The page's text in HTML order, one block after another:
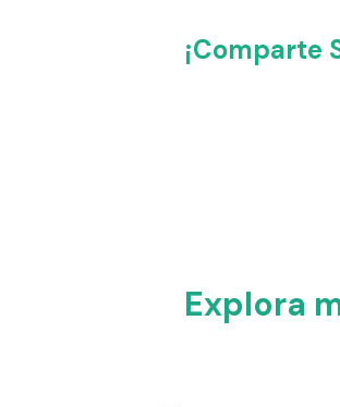
¡Comparte
Explora